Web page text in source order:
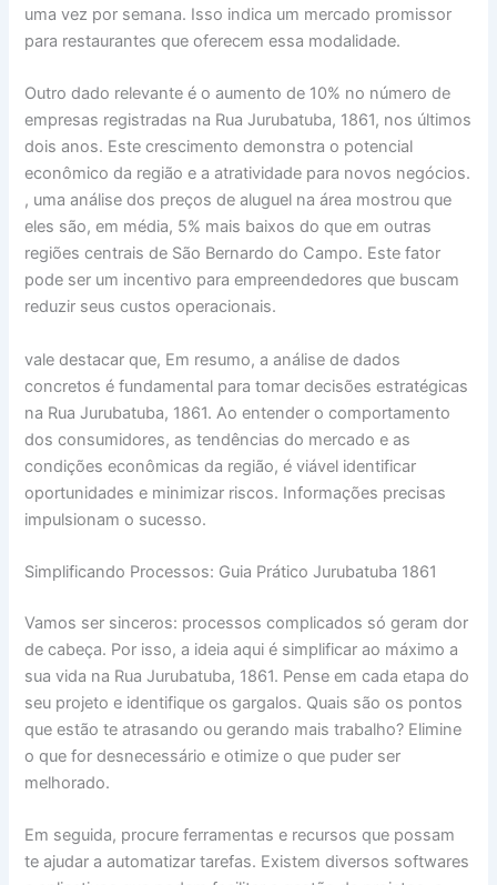
uma vez por semana. Isso indica um mercado promissor
para restaurantes que oferecem essa modalidade.
Outro dado relevante é o aumento de 10% no número de
empresas registradas na Rua Jurubatuba, 1861, nos últimos
dois anos. Este crescimento demonstra o potencial
econômico da região e a atratividade para novos negócios.
, uma análise dos preços de aluguel na área mostrou que
eles são, em média, 5% mais baixos do que em outras
regiões centrais de São Bernardo do Campo. Este fator
pode ser um incentivo para empreendedores que buscam
reduzir seus custos operacionais.
vale destacar que, Em resumo, a análise de dados
concretos é fundamental para tomar decisões estratégicas
na Rua Jurubatuba, 1861. Ao entender o comportamento
dos consumidores, as tendências do mercado e as
condições econômicas da região, é viável identificar
oportunidades e minimizar riscos. Informações precisas
impulsionam o sucesso.
Simplificando Processos: Guia Prático Jurubatuba 1861
Vamos ser sinceros: processos complicados só geram dor
de cabeça. Por isso, a ideia aqui é simplificar ao máximo a
sua vida na Rua Jurubatuba, 1861. Pense em cada etapa do
seu projeto e identifique os gargalos. Quais são os pontos
que estão te atrasando ou gerando mais trabalho? Elimine
o que for desnecessário e otimize o que puder ser
melhorado.
Em seguida, procure ferramentas e recursos que possam
te ajudar a automatizar tarefas. Existem diversos softwares